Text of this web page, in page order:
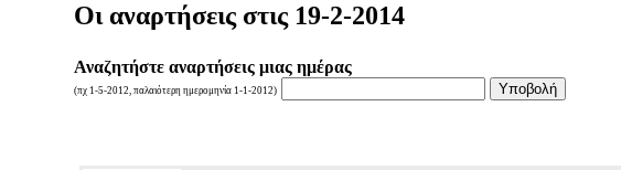
Οι αναρτήσεις στις 19-2-2014
Αναζητήστε αναρτήσεις μιας ημέρας
(πχ 1-5-2012, παλαιότερη ημερομηνία 1-1-2012)